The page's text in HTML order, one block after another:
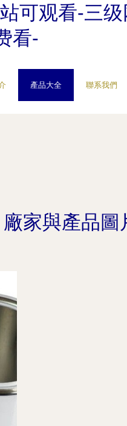
可观看-三
看-
產品大全 聯系我們
家與產品圖